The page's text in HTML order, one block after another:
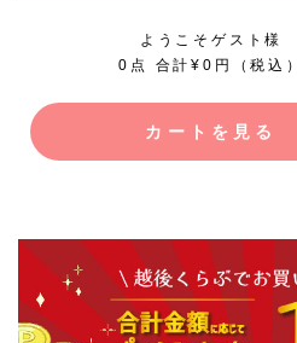
ようこそゲスト様
0点 合計¥0円（税込）
カートを見る